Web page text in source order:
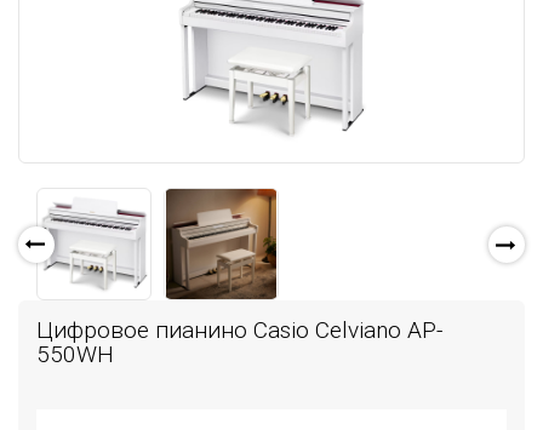
Цифровое пианино Casio Celviano AP-
550WH